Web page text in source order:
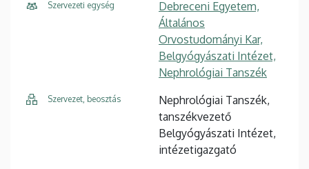
Szervezeti egység
Debreceni Egyetem,
Általános
Orvostudományi Kar,
Belgyógyászati Intézet,
Nephrológiai Tanszék
Szervezet, beosztás
Nephrológiai Tanszék,
tanszékvezető
Belgyógyászati Intézet,
intézetigazgató